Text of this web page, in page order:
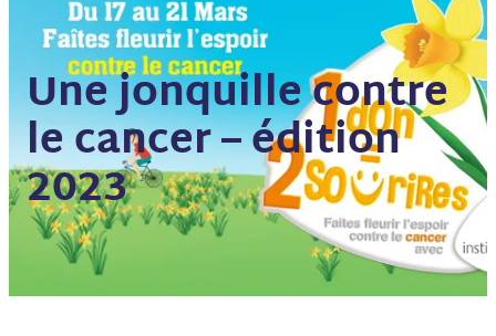
Une jonquille contre
le cancer – édition
2023